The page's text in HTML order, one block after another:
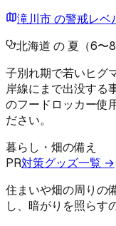
滝川市 の警戒レ
北海道 の 夏（6〜
子別れ期で若いヒグ
岸線にまで出没する
のフードロッカー使
ださい。
暮らし・畑の備え
PR対策グッズ一覧 →
住まいや畑の周りの
し、暗がりを照らす